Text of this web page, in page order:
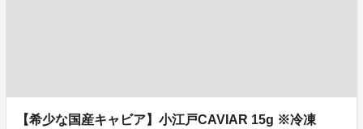
【希少な国産キャビア】小江戸CAVIAR 15g ※冷凍